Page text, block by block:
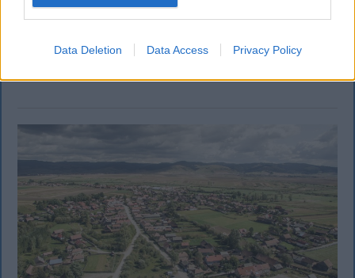
Data Deletion Data Access Privacy Policy
16 élvonalbeli klub közül 13 szerencsejáték-ipari
reklámfelületén. A kivételek közé tartozik a Sepsi